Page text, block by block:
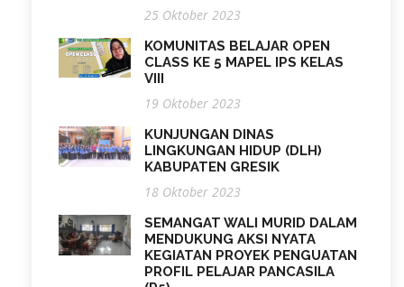
25 Oktober 2023
KOMUNITAS BELAJAR OPEN
CLASS KE 5 MAPEL IPS KELAS
VIII
19 Oktober 2023
KUNJUNGAN DINAS
LINGKUNGAN HIDUP (DLH)
KABUPATEN GRESIK
18 Oktober 2023
SEMANGAT WALI MURID DALAM
MENDUKUNG AKSI NYATA
KEGIATAN PROYEK PENGUATAN
PROFIL PELAJAR PANCASILA